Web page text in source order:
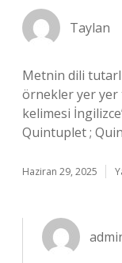
Taylan
Metnin dili
örnekler yer yer
kelimesi
Quintuplet ;
Haziran 29, 2025